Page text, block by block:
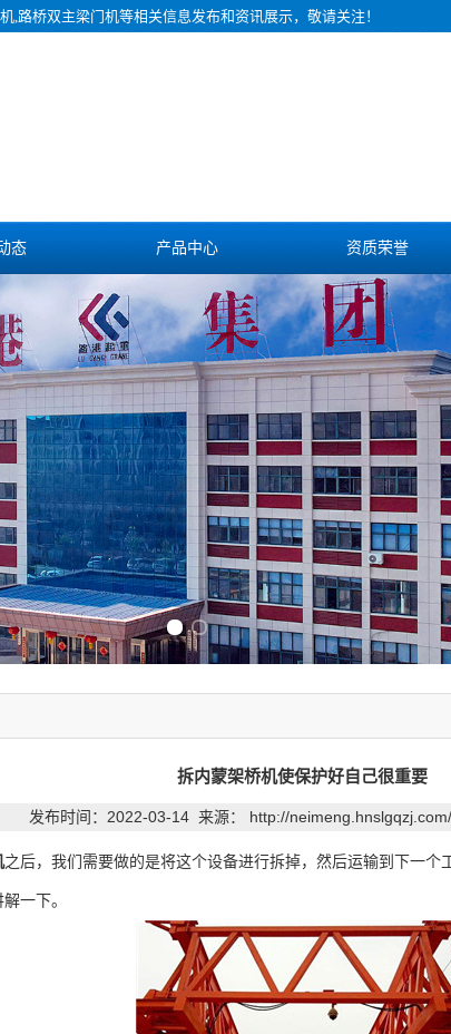
,路桥双主梁门机等相关信息发布和资讯展示，敬请关注！
态 产品中心 资质荣誉
拆内蒙架桥机使保护好自己很重要
发布时间：2022-03-14 来源： http://
之后，我们需要做的是将这个设备进行拆掉，然后运输到下一
一下。